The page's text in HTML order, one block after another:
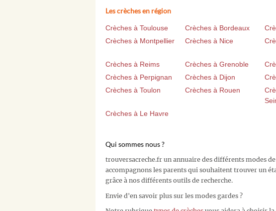
Les crèches en région
Crèches à Toulouse Crèches à Bordeaux
Crèches à Montpellier
Crèches à Nice
Crèches à Reims
Crèches à Grenoble
Crèches à Perpignan
Crèches à Dijon
Crèches à Toulon
Crèches à Rouen
Crèches à Le Havre
Qui sommes nous ?
trouversacreche.fr un annuaire des différents modes
accompagnons les parents qui souhaitent trouver un
grâce à nos différents outils de recherche.
Envie d'en savoir plus sur les modes gardes ?